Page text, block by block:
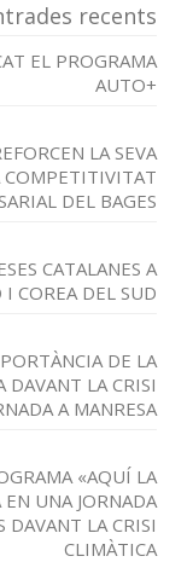
recents
EL PROGRAMA
AUTO+
LA SEVA
COMPETITIVITAT
DEL BAGES
CATALANES A
COREA DEL SUD
DE LA
DAVANT LA CRISI
A MANRESA
«AQUÍ LA
UNA JORNADA
DAVANT LA CRISI
CLIMÀTICA